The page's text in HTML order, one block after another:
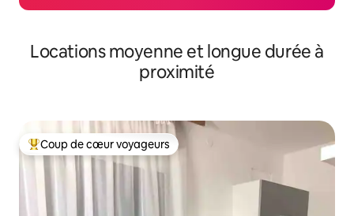
Locations moyenne et longue durée à
proximité
Coups de cœur voyageurs les plus appréciés
Coup de cœur voyageurs